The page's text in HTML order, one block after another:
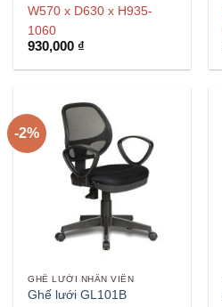
W570 x D630 x H935-
1060
930,000 ₫
-2%
GHẾ LƯỚI NHÂN VIÊN
Ghế lưới GL101B